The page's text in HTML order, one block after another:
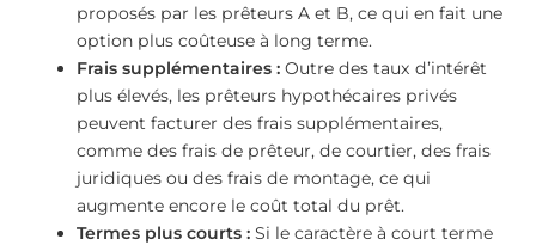
proposés par les prêteurs A et B, ce qui en fait une
option plus coûteuse à long terme.
Frais supplémentaires : Outre des taux d’intérêt
plus élevés, les prêteurs hypothécaires privés
peuvent facturer des frais supplémentaires,
comme des frais de prêteur, de courtier, des frais
juridiques ou des frais de montage, ce qui
augmente encore le coût total du prêt.
Termes plus courts : Si le caractère à court terme